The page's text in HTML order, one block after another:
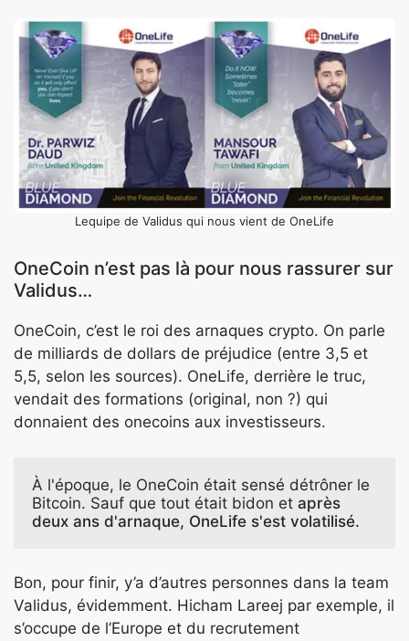
Lequipe de Validus qui nous vient de OneLife
OneCoin n’est pas là pour nous rassurer sur
Validus…
OneCoin, c’est le roi des arnaques crypto. On parle
de milliards de dollars de préjudice (entre 3,5 et
5,5, selon les sources). OneLife, derrière le truc,
vendait des formations (original, non ?) qui
donnaient des onecoins aux investisseurs.
À l'époque, le OneCoin était sensé détrôner le
Bitcoin. Sauf que tout était bidon et après
deux ans d'arnaque, OneLife s'est volatilisé.
Bon, pour finir, y’a d’autres personnes dans la team
Validus, évidemment. Hicham Lareej par exemple, il
s’occupe de l’Europe et du recrutement